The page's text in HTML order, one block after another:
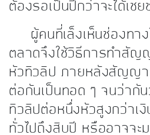
ต้องรอเป็นปีกว่าจะได้เช
ผู้คนที่เล็งเห็นช่องทาง
ตลาดจึงใช้วิธีการทำสัญ
หัวทิวลิป ภายหลังสัญญา
ต่อกันเป็นทอด ๆ จนว่ากั
ทิวลิปต่อหนึ่งหัวสูงกว่าเงิ
ทั่วไปถึงสิบปี หรืออาจจะ